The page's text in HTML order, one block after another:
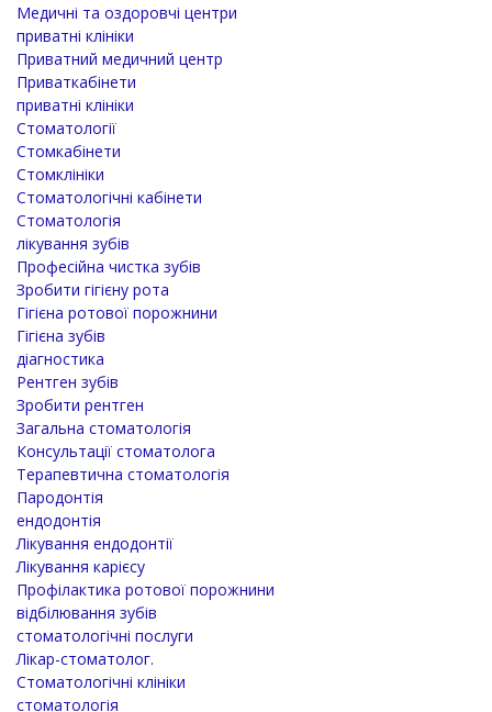
Медичні та оздоровчі центри
приватні клініки
Приватний медичний центр
Приваткабінети
приватні клініки
Стоматології
Стомкабінети
Стомклініки
Стоматологічні кабінети
Стоматологія
лікування зубів
Професійна чистка зубів
Зробити гігієну рота
Гігієна ротової порожнини
Гігієна зубів
діагностика
Рентген зубів
Зробити рентген
Загальна стоматологія
Консультації стоматолога
Терапевтична стоматологія
Пародонтія
ендодонтія
Лікування ендодонтії
Лікування карієсу
Профілактика ротової порожнини
відбілювання зубів
стоматологічні послуги
Лікар-стоматолог.
Стоматологічні клініки
стоматологія